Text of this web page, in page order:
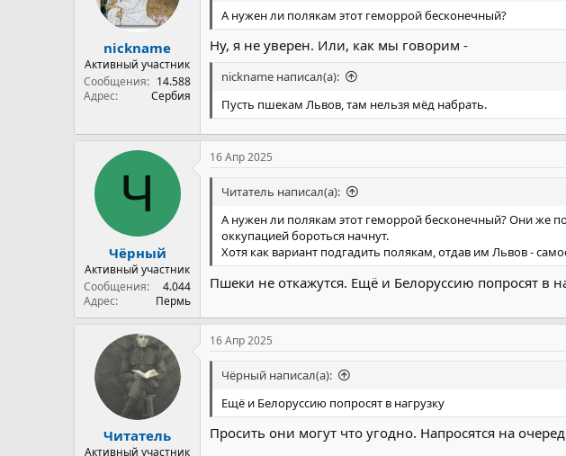
nickname
Активный участник
Сообщения
14.588
Адрес
Сербия
А нужен ли полякам этот геморрой бесконечный?
Ну, я не уверен. Или, как мы говорим -
nickname написал(а):
Пусть пшекам Львов, там нельзя мёд набрать.
Ч
Чёрный
Активный участник
Сообщения
4.044
Адрес
Пермь
16 Апр 2025
Читатель написал(а):
А нужен ли полякам этот геморрой бесконечный? Они же
оккупацией бороться начнут.
Хотя как вариант подгадить полякам, отдав им Львов -
Пшеки не откажутся. Ещё и Белоруссию попросят в
Читатель
Активный участник
16 Апр 2025
Чёрный написал(а):
Ещё и Белоруссию попросят в нагрузку
Просить они могут что угодно. Напросятся на